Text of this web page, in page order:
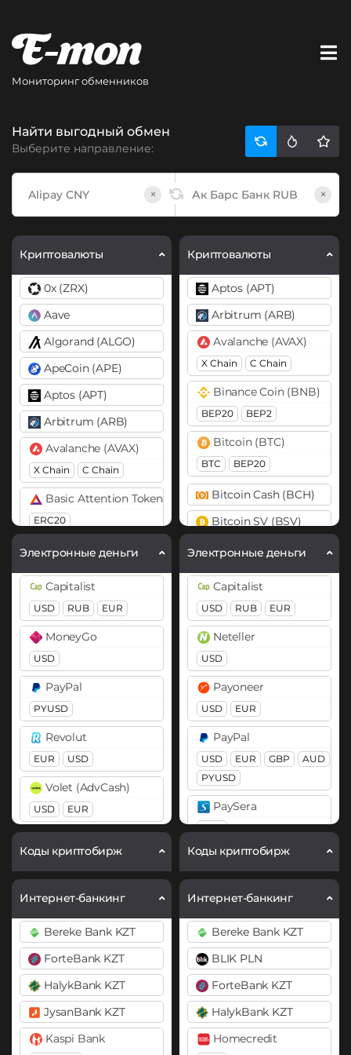
Мониторинг обменников
Найти выгодный обмен
Выберите направление:
× ×
Криптовалюты
0x (ZRX)
Aave
Algorand (ALGO)
ApeCoin (APE)
Aptos (APT)
Arbitrum (ARB)
Avalanche (AVAX)
X Chain C Chain
Basic Attention Token (BAT)
ERC20
Binance Coin (BNB)
BEP20
Bitcoin (BTC)
BTC BEP20
OP
ARB
AVAXC
Bitcoin Cash (BCH)
Bitcoin SV (BSV)
Cardano (ADA)
Chainlink (LINK)
BEP20 ERC20
Compound (COMP)
Cosmos (ATOM)
DAI
ERC20
DASH
Decentraland (MANA)
Dogecoin (DOGE)
DOGE
Polkadot (DOT)
DOT
Электронные деньги
Capitalist
USD RUB EUR
MoneyGo
USD
PayPal
PYUSD
Revolut
EUR USD
Volet (AdvCash)
USD EUR
Коды криптобирж
Интернет-банкинг
Bereke Bank KZT
ForteBank KZT
HalykBank KZT
JysanBank KZT
Kaspi Bank
Криптовалюты
Aptos (APT)
Arbitrum (ARB)
Avalanche (AVAX)
X Chain C Chain
Binance Coin (BNB)
BEP20 BEP2
Bitcoin (BTC)
BTC BEP20
Bitcoin Cash (BCH)
Bitcoin SV (BSV)
Cardano (ADA)
Cosmos (ATOM)
DASH
Dogecoin (DOGE)
DOGE
Polkadot (DOT)
DOT
Ethereum (ETH)
BEP20 ERC20
OP
ARB
BASE
Ethereum Classic (ETC)
Gram (Toncoin)
Jupiter (JUP)
Litecoin (LTC)
Monero (XMR)
NEAR Protocol
Notcoin (NOT)
Ontology (ONT)
Optimism (OP)
Pax Dollar (USDP)
Электронные деньги
Capitalist
USD RUB EUR
Neteller
USD
Payoneer
USD EUR
PayPal
USD EUR GBP
AUD
PYUSD
PaySera
EUR
Pix BRL
EUR
Skrill
USD EUR
Volet (AdvCash)
USD EUR
Webmoney
Коды криптобирж
Интернет-банкинг
Bereke Bank KZT
BLIK PLN
ForteBank KZT
HalykBank KZT
Homecredit